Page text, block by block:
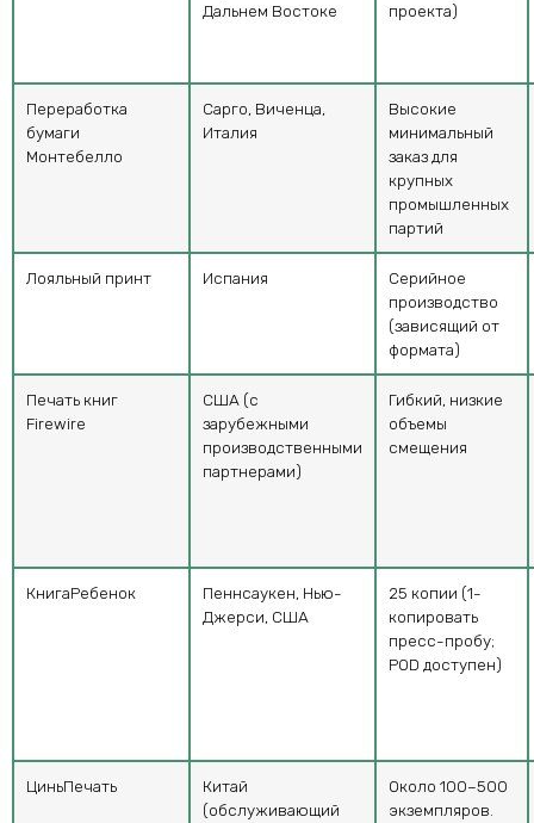
Дальнем Востоке
проекта)
Переработка
бумаги
Монтебелло
Сарго, Виченца,
Италия
Высокие
минимальный
заказ для
крупных
промышленных
партий
Лояльный принт Испания
Серийное
производство
(зависящий от
формата)
Печать книг
Firewire
США (с
зарубежными
производственными
партнерами)
Гибкий, низкие
объемы
смещения
КнигаРебенок
Пеннсаукен, Нью-
Джерси, США
25 копии (1-
копировать
пресс-пробу;
POD доступен)
ЦиньПечать
Китай
(обслуживающий
Около 100–500
экземпляров.